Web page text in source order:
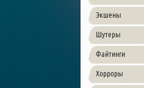
Экшены
Шутеры
Файтинги
Хорроры